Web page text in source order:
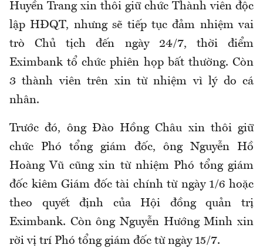
Huyền Trang xin thôi giữ chức Thành viên độc
lập HĐQT, nhưng sẽ tiếp tục đảm nhiệm vai
trò Chủ tịch đến ngày 24/7, thời điểm
Eximbank tổ chức phiên họp bất thường. Còn
3 thành viên trên xin từ nhiệm vì lý do cá
nhân.
Trước đó, ông Đào Hồng Châu xin thôi giữ
chức Phó tổng giám đốc, ông Nguyễn Hồ
Hoàng Vũ cũng xin từ nhiệm Phó tổng giám
đốc kiêm Giám đốc tài chính từ ngày 1/6 hoặc
theo quyết định của Hội đồng quản trị
Eximbank. Còn ông Nguyễn Hướng Minh xin
rời vị trí Phó tổng giám đốc từ ngày 15/7.